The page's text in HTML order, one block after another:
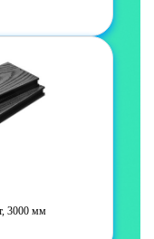
3000 мм